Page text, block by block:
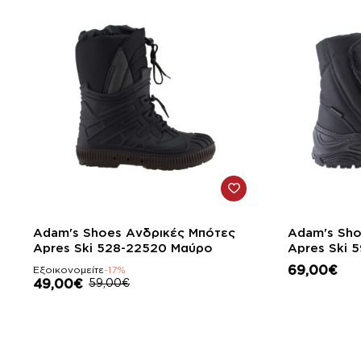
-17%
Adam's Shoes Ανδρικές Μπότες
Apres Ski 528-22520 Μαύρο
Εξοικονομείτε-17%
49,00€ 59,00€
Adam's
69,00€